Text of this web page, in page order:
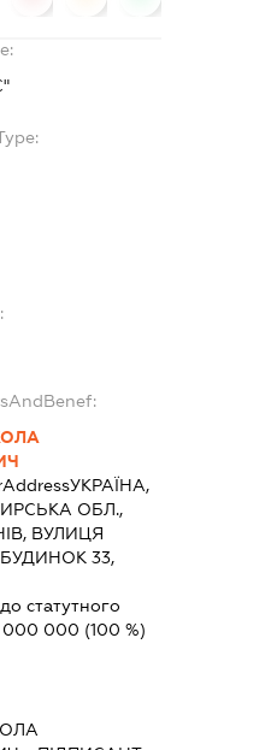
УКРАЇНА,
ОБЛ.,
ВУЛИЦЯ
33,
статутного
000 000 (100 %)